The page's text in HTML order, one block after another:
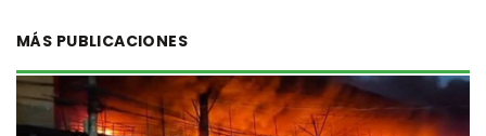
MÁS PUBLICACIONES